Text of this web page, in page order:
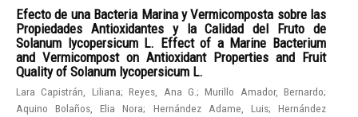
Efecto de una Bacteria Marina y Vermicomposta sobre las
Propiedades Antioxidantes y la Calidad del Fruto de
Solanum lycopersicum L. Effect of a Marine Bacterium
and Vermicompost on Antioxidant Properties and Fruit
Quality of Solanum lycopersicum L.
Lara Capistrán, Liliana;Reyes, Ana G. ;Murillo Amador, Bernardo;
Aquino Bolaños, Elia Nora; Hernández Adame, Luis;Hernández